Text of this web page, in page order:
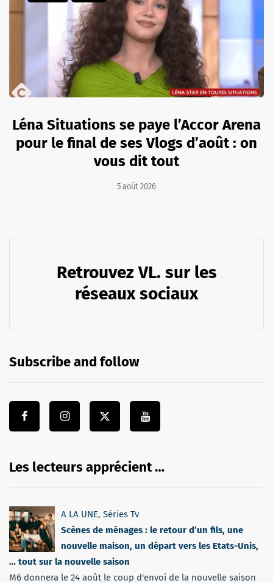
Léna Situations se paye l’Accor Arena
pour le final de ses Vlogs d’août : on
vous dit tout
5 août 2026
Retrouvez VL. sur les
réseaux sociaux
Subscribe and follow
Les lecteurs apprécient …
A LA UNE, Séries Tv
Scènes de ménages : le retour d’un fils, une
nouvelle maison, un départ vers les Etats-Unis,
… tout sur la nouvelle saison
M6 donnera le 24 août le coup d'envoi de la nouvelle saison